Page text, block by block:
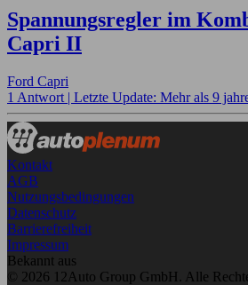
Spannungsregler im
Capri II
Ford Capri
1 Antwort | Letzte Update: Mehr als 9
Kontakt
AGB
Nutzungsbedingungen
Datenschutz
Barrierefreiheit
Impressum
Bekannt aus
© 2026 12Auto Group GmbH. Alle